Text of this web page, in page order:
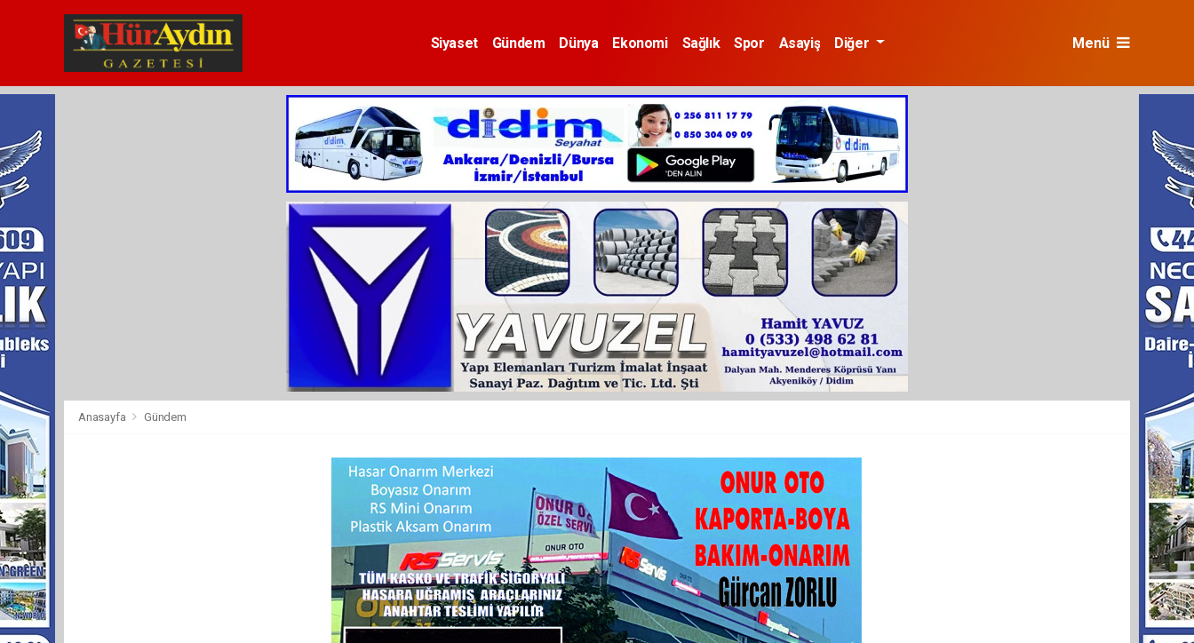
Siyaset Gündem Dünya Ekonomi Sağlık Spor Asayiş Diğer Menü
Anasayfa Gündem